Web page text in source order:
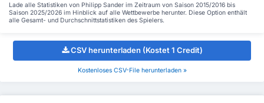
Lade alle Statistiken von Philipp Sander im Zeitraum von Saison 2015/2016 bis
Saison 2025/2026 im Hinblick auf alle Wettbewerbe herunter. Diese Option enthält
alle Gesamt- und Durchschnittstatistiken des Spielers.
CSV herunterladen (Kostet 1 Credit)
Kostenloses CSV-File herunterladen »